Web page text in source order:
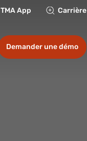
TMA App Carrière
Demander une démo